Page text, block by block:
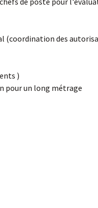
des
)
pour un long métrage